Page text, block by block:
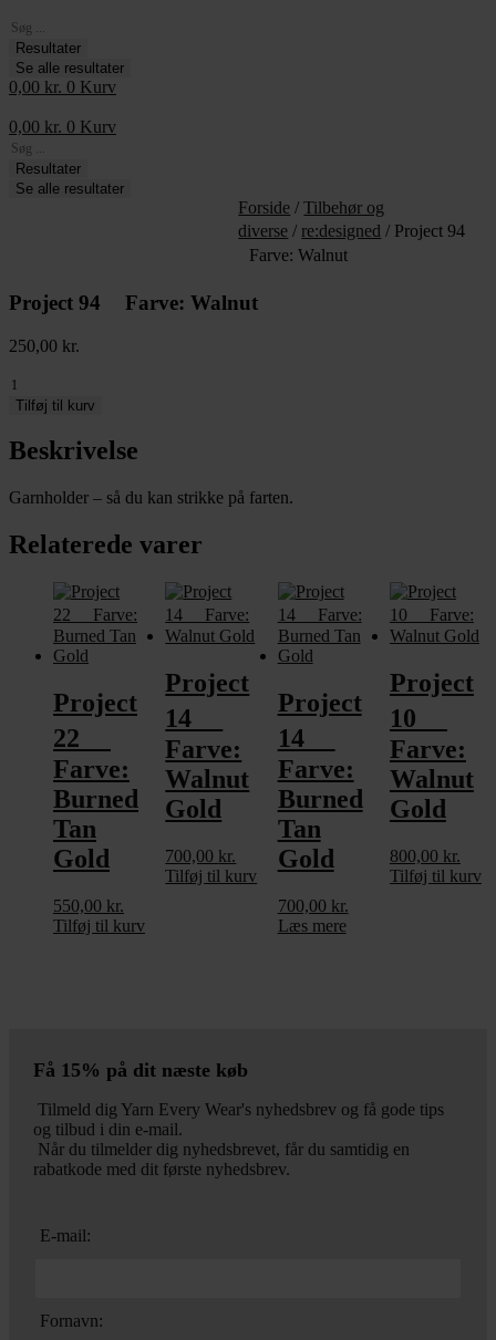
Search
...Resultater
Se alle resultater
0,00 kr. 0 Kurv
0,00 kr. 0 Kurv
Search
...Resultater
Se alle resultater
Forside /Tilbehør og
diverse / re:designed / Project 94
Farve: Walnut
Project 94 Farve: Walnut
250,00 kr.
Project
94
Farve:
antal
Tilføj til kurv
Beskrivelse
Garnholder – så du kan strikke på farten.
Relaterede varer
Project
22
Farve:
Burned
Tan
Gold
550,00 kr.
Tilføj til kurv
Project
14
Farve:
Walnut
Gold
700,00 kr.
Tilføj til kurv
Project
14
Farve:
Burned
Tan
Gold
700,00 kr.
Læs mere
Project
10
Farve:
Walnut
Gold
800,00 kr.
Tilføj til kurv
Få 15% på dit næste køb
Tilmeld dig Yarn Every Wear's nyhedsbrev og få gode tips
og tilbud i din e-mail.
Når du tilmelder dig nyhedsbrevet, får du samtidig en
rabatkode med dit første nyhedsbrev.
E-mail:
Fornavn: